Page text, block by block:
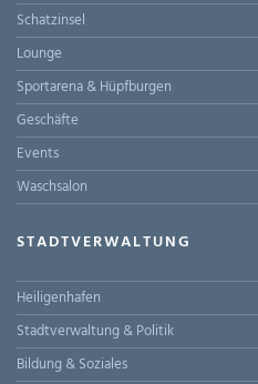
Schatzinsel
Lounge
Sportarena & Hüpfburgen
Geschäfte
Events
Waschsalon
STADTVERWALTUNG
Heiligenhafen
Stadtverwaltung & Politik
Bildung & Soziales